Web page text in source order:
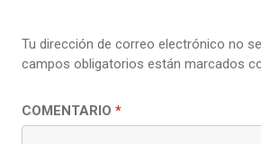
Tu dirección de correo electrónico no
campos obligatorios están marcados
COMENTARIO *